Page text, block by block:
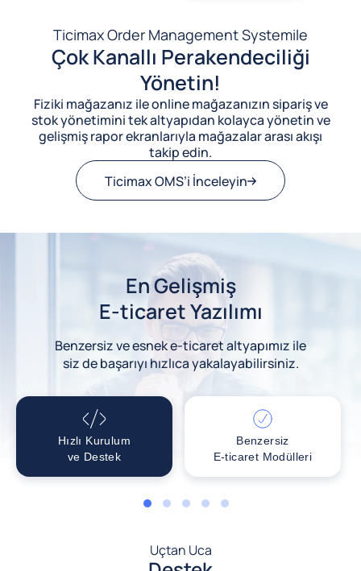
Ticimax Order Management Systemile
Çok Kanallı Perakendeciliği
Yönetin!
Fiziki mağazanız ile online mağazanızın sipariş ve
stok yönetimini tek altyapıdan kolayca yönetin ve
gelişmiş rapor ekranlarıyla mağazalar arası akışı
takip edin.
Ticimax OMS’i İnceleyin
En Gelişmiş
E-ticaret Yazılımı
Benzersiz ve esnek e-ticaret altyapımız ile
siz de başarıyı hızlıca yakalayabilirsiniz.
Hızlı Kurulum
ve Destek
Benzersiz
E-ticaret Modülleri
1 2 3 4 5
Uçtan Uca